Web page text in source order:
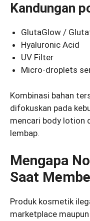
Kandungan
GlutaGlow /
Hyaluronic Acid
UV Filter
Micro-droplets
Kombinasi bahan
difokuskan pada
mencari body lotion
lembap.
Mengapa
Saat
Produk kosmetik
marketplace